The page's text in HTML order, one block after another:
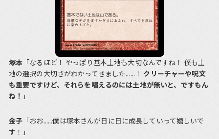
塚本 「なるほど！ やっぱり基本土地も大切なんですね！ 僕も土
地の選択の大切さがわかってきました......！ クリーチャーや呪文
も重要ですけど、それらを唱えるのには土地が無いと、ですもん
ね！ 」
金子 「おお......僕は塚本さんが日に日に成長していって嬉しいで
す！」